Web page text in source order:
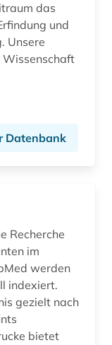
das
und
Datenbank
Recherche
im
werden
indexiert.
gezielt nach
bietet